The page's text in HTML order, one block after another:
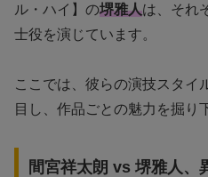
ル・ハイ】の堺雅人は、それ
士役を演じています。
ここでは、彼らの演技スタイ
目し、作品ごとの魅力を掘り
間宮祥太朗 vs 堺雅人、